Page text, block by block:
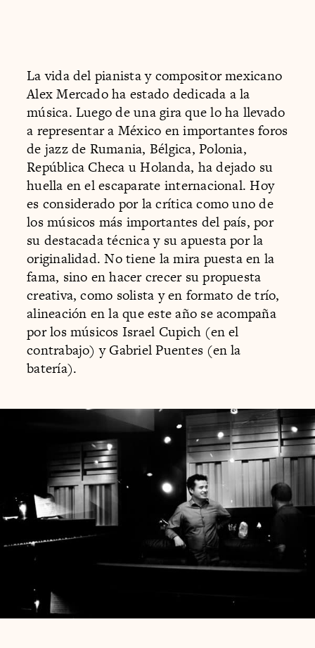
La vida del pianista y compositor mexicano
Alex Mercado ha estado dedicada a la
música. Luego de una gira que lo ha llevado
a representar a México en importantes foros
de jazz de Rumania, Bélgica, Polonia,
República Checa u Holanda, ha dejado su
huella en el escaparate internacional. Hoy
es considerado por la crítica como uno de
los músicos más importantes del país, por
su destacada técnica y su apuesta por la
originalidad. No tiene la mira puesta en la
fama, sino en hacer crecer su propuesta
creativa, como solista y en formato de trío,
alineación en la que este año se acompaña
por los músicos Israel Cupich (en el
contrabajo) y Gabriel Puentes (en la
batería).